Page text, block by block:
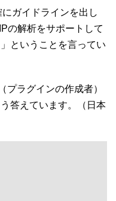
ガイドラインを出し
の解析をサポートして
ということを言ってい
プラグインの作成者）
答えています。（日本